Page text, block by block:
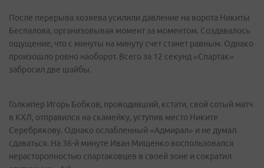
После перерыва хозяева усилили давление на ворота Никиты
Беспалова, организовывая момент за моментом. Создавалось
ощущение, что с минуты на минуту счет станет равным. Однако
произошло ровно наоборот. Всего за 12 секунд «Спартак»
забросил две шайбы.
Голкипер Игорь Бобков, проводивший, кстати, свой сотый матч
в КХЛ, отправился на скамейку, уступив место Никите
Серебрякову. Однако ослабленный «Адмирал» и не думал
сдаваться. На 36-й минуте Иван Мищенко воспользовался
нерасторопностью спартаковцев в своей зоне и сократил